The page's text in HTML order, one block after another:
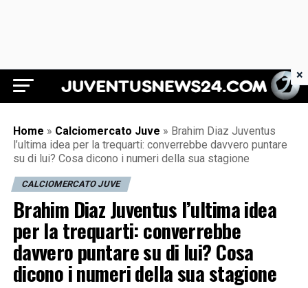
Juventus News 24
Home » Calciomercato Juve » Brahim Diaz Juventus
l’ultima idea per la trequarti: converrebbe davvero puntare
su di lui? Cosa dicono i numeri della sua stagione
CALCIOMERCATO JUVE
Brahim Diaz Juventus l’ultima idea
per la trequarti: converrebbe
davvero puntare su di lui? Cosa
dicono i numeri della sua stagione
×